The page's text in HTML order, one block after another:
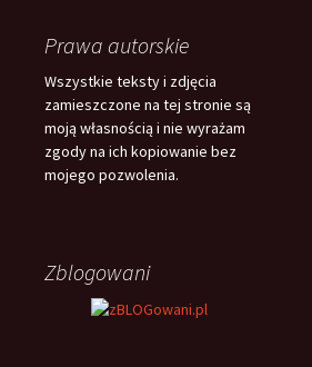
Prawa autorskie
Wszystkie teksty i zdjęcia
zamieszczone na tej stronie są
moją własnością i nie wyrażam
zgody na ich kopiowanie bez
mojego pozwolenia.
Zblogowani